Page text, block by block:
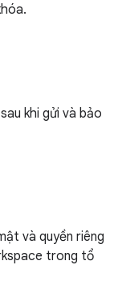
khi gửi và bảo
và quyền riêng
trong tổ